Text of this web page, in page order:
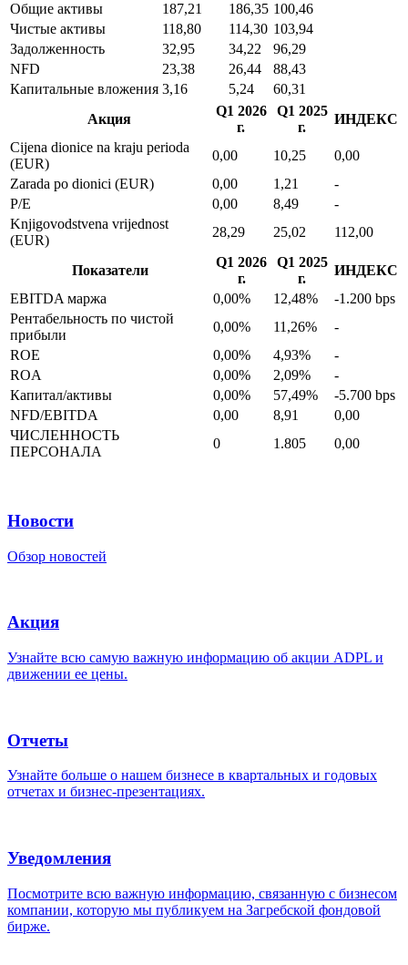
Общие активы
187,21 186,35 100,46
Чистые активы
118,80 114,30 103,94
Задолженность
32,95 34,22
96,29
NFD
23,38 26,44
88,43
Капитальные вложения 3,16 5,24
60,31
Акция
Q1 2026
г.
Q1 2025
г.
ИНДЕКС
Cijena dionice na kraju perioda
(EUR)
0,00 10,25
0,00
Zarada po dionici (EUR)
0,00 1,21
-
P/E
0,00 8,49
-
Knjigovodstvena vrijednost
(EUR)
28,29 25,02 112,00
Показатели
Q1 2026
г.
Q1 2025
г.
ИНДЕКС
EBITDA маржа
0,00% 12,48%
-1.200 bps
Рентабельность по чистой
прибыли
0,00% 11,26%
-
ROE
0,00% 4,93%
-
ROA
0,00% 2,09%
-
Капитал/активы
0,00% 57,49%
-5.700 bps
NFD/EBITDA
0,00 8,91
0,00
ЧИСЛЕННОСТЬ
ПЕРСОНАЛА
0 1.805 0,00
Новости
Обзор новостей
Акция
Узнайте всю самую важную информацию об акции ADPL и
движении ее цены.
Отчеты
Узнайте больше о нашем бизнесе в квартальных и годовых
отчетах и бизнес-презентациях.
Уведомления
Посмотрите всю важную информацию, связанную с бизнесом
компании, которую мы публикуем на Загребской фондовой
бирже.